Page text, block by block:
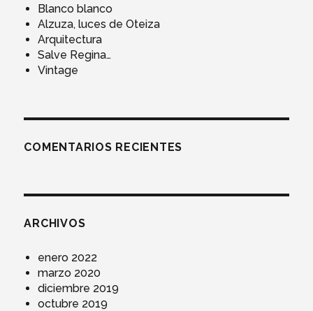
Blanco blanco
Alzuza, luces de Oteiza
Arquitectura
Salve Regina…
Vintage
COMENTARIOS RECIENTES
ARCHIVOS
enero 2022
marzo 2020
diciembre 2019
octubre 2019